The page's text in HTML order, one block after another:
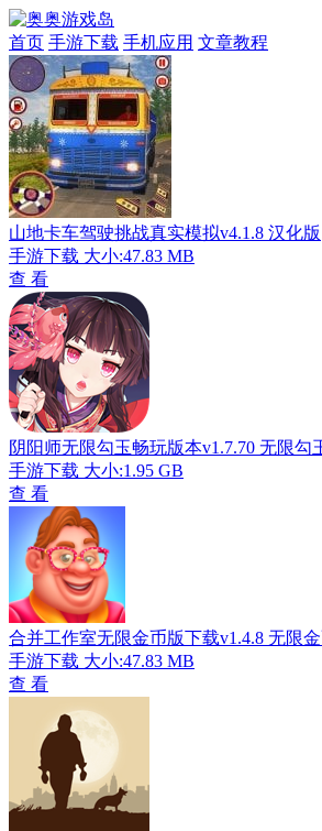
首页 手游下载 手机应用 文章教程
山地卡车驾驶挑战真实模拟v4.1.8 汉化版
手游下载 大小:47.83 MB
查 看
阴阳师无限勾玉畅玩版本v1.7.70 无限勾
手游下载 大小:1.95 GB
查 看
合并工作室无限金币版下载v1.4.8 无限
手游下载 大小:47.83 MB
查 看